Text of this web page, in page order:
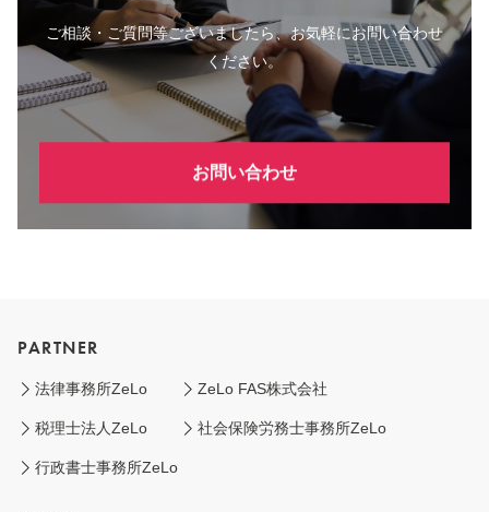
ご相談・ご質問等ございましたら、お気軽にお問い合わせ
ください。
お問い合わせ
PARTNER
法律事務所ZeLo ZeLo FAS株式会社
税理士法人ZeLo 社会保険労務士事務所ZeLo
行政書士事務所ZeLo